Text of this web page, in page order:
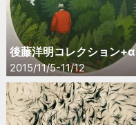
後藤洋明コレクション+α
2015/11/5-11/12